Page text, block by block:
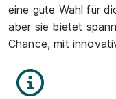
eine gute Wahl für
aber sie bietet
Chance, mit